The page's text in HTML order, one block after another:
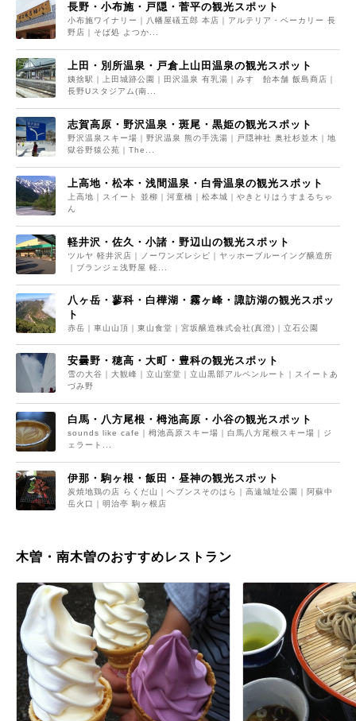
長野・小布施・戸隠・菅平の観光スポット
小布施ワイナリー｜八幡屋礒五郎 本店｜アルテリア・ベーカリー 長
野店｜そば処 よつか...
上田・別所温泉・戸倉上山田温泉の観光スポット
姨捨駅｜上田城跡公園｜田沢温泉 有乳湯｜みすゞ飴本舗 飯島商店｜
長野Uスタジアム(南...
志賀高原・野沢温泉・斑尾・黒姫の観光スポット
野沢温泉スキー場｜野沢温泉 熊の手洗湯｜戸隠神社 奥社杉並木｜地
獄谷野猿公苑｜The...
上高地・松本・浅間温泉・白骨温泉の観光スポット
上高地｜スイート 並柳｜河童橋｜松本城｜やきとりはうすまるちゃ
ん
軽井沢・佐久・小諸・野辺山の観光スポット
ツルヤ 軽井沢店｜ノーワンズレシピ｜ヤッホーブルーイング醸造所
｜ブランジェ浅野屋 軽...
八ヶ岳・蓼科・白樺湖・霧ヶ峰・諏訪湖の観光スポッ
ト
赤岳｜車山山頂｜東山食堂｜宮坂醸造株式会社(真澄)｜立石公園
安曇野・穂高・大町・豊科の観光スポット
雪の大谷｜大観峰｜立山室堂｜立山黒部アルペンルート｜スイートあ
づみ野
白馬・八方尾根・栂池高原・小谷の観光スポット
sounds like cafe｜栂池高原スキー場｜白馬八方尾根スキー場｜ジ
ェラート...
伊那・駒ヶ根・飯田・昼神の観光スポット
炭焼地鶏の店 らくだ山｜ヘブンスそのはら｜高遠城址公園｜阿蘇中
岳火口｜明治亭 駒ヶ根店
木曽・南木曽のおすすめレストラン